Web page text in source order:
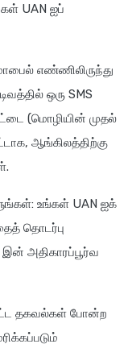
UAN ஐப்
எண்ணிலிருந்து
ஒரு SMS
(மொழியின் முதல்
ஆங்கிலத்திற்கு
: உங்கள் UAN ஐக்
தொடர்பு
அதிகாரப்பூர்வ
தகவல்கள் போன்ற